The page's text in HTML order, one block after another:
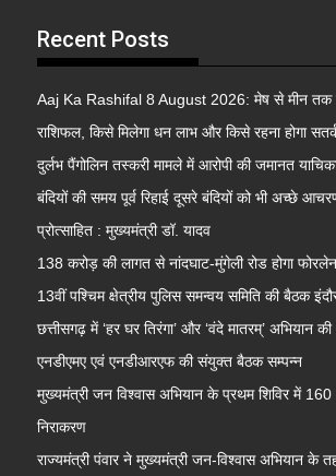
Recent Posts
Aaj Ka Rashifal 8 August 2026: मेष से मीन
राशिफल, किसे मिलेगा धन लाभ और किसे रहना होगा
दुर्लभ पैंगोलिन तस्करी मामले में आरोपी की जमानत
बंदियों की समय पूर्व रिहाई दूसरे बंदियों को भी अच्छे
प्रोत्साहित : मुख्यमंत्री डॉ. यादव
138 करोड़ की लागत से नांदघाट-मुंगेली रोड होगा फोरलेन
13वीं पश्चिम क्षेत्रीय पुलिस समन्वय समिति की बैठक
छत्तीसगढ़ में ‘हर घर तिरंगा’ और ‘वंदे मातरम्’ अभियान
एनडीएमए एवं एनडीआरएफ की संयुक्त बैठक सम्पन्न
मुख्यमंत्री जन विश्वास अभियान के प्रथम शिविर में
निराकरण
राज्यमंत्री पंवार ने मुख्यमंत्री जन-विश्वास अभियान के